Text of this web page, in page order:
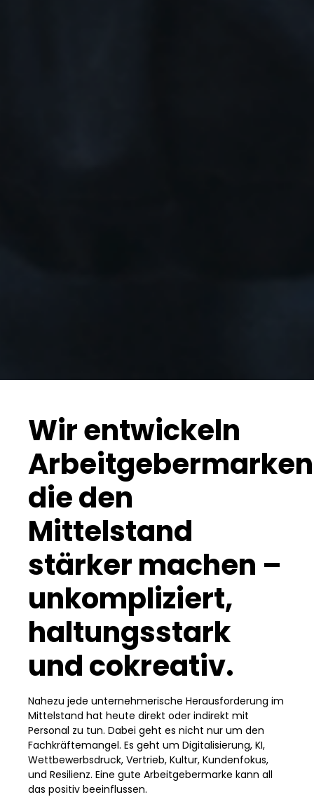
Wir entwickeln
die den
Mittelstand
stärker machen –
unkompliziert,
haltungsstark
und cokreativ.
Nahezu jede unternehmerische Herausforderung im
Mittelstand hat heute direkt oder indirekt mit
Personal zu tun. Dabei geht es nicht nur um den
Fachkräftemangel. Es geht um Digitalisierung, KI,
Wettbewerbsdruck, Vertrieb, Kultur, Kundenfokus,
und Resilienz. Eine gute Arbeitgebermarke kann all
das positiv beeinflussen.